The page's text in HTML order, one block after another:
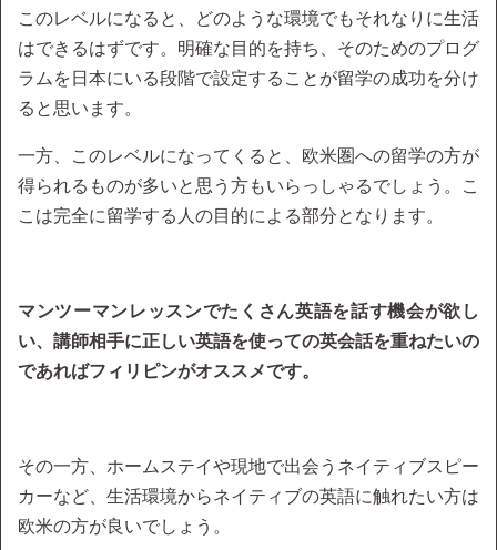
このレベルになると、どのような環境でもそれなりに生活
はできるはずです。明確な目的を持ち、そのためのプログ
ラムを日本にいる段階で設定することが留学の成功を分け
ると思います。
一方、このレベルになってくると、欧米圏への留学の方が
得られるものが多いと思う方もいらっしゃるでしょう。こ
こは完全に留学する人の目的による部分となります。
マンツーマンレッスンでたくさん英語を話す機会が欲し
い、講師相手に正しい英語を使っての英会話を重ねたいの
であればフィリピンがオススメです。
その一方、ホームステイや現地で出会うネイティブスピー
カーなど、生活環境からネイティブの英語に触れたい方は
欧米の方が良いでしょう。